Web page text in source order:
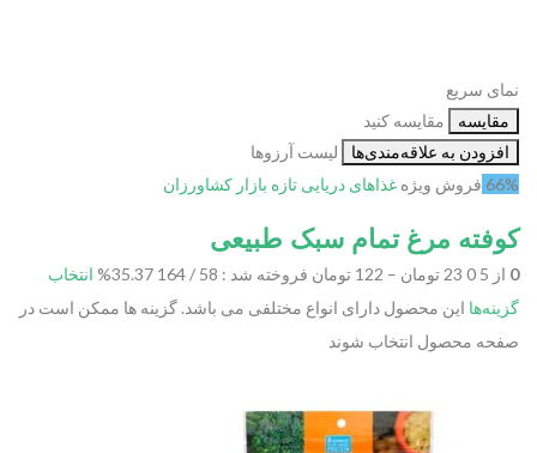
نمای سریع
مقایسه
مقایسه کنید
افزودن به علاقه‌مندی‌ها
لیست آرزوها
66% فروش ویژه غذاهای دریایی تازه بازار کشاورزان
کوفته مرغ تمام سبک طبیعی
0 از 5 0 فروخته شد : 58 / 164 35.37%
انتخاب
گزینه‌ها این محصول دارای انواع مختلفی می باشد. گزینه ها ممکن است در
صفحه محصول انتخاب شوند